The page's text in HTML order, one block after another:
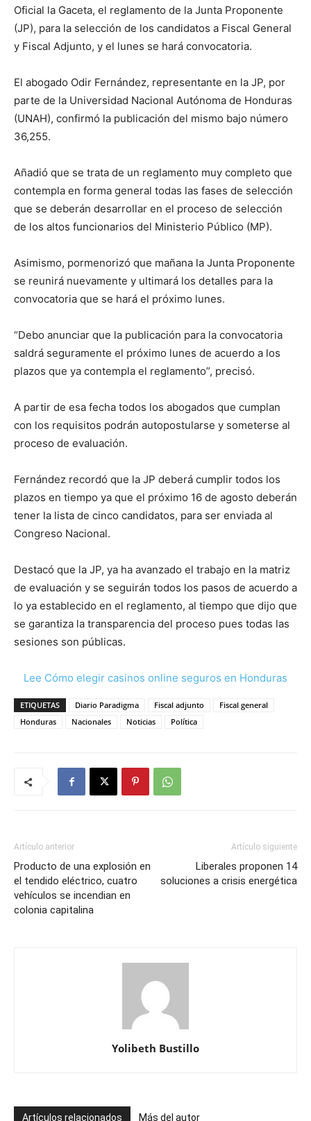
Oficial la Gaceta, el reglamento de la Junta Proponente
(JP), para la selección de los candidatos a Fiscal General
y Fiscal Adjunto, y el lunes se hará convocatoria.
El abogado Odir Fernández, representante en la JP, por
parte de la Universidad Nacional Autónoma de Honduras
(UNAH), confirmó la publicación del mismo bajo número
36,255.
Añadió que se trata de un reglamento muy completo que
contempla en forma general todas las fases de selección
que se deberán desarrollar en el proceso de selección
de los altos funcionarios del Ministerio Público (MP).
Asimismo, pormenorizó que mañana la Junta Proponente
se reunirá nuevamente y ultimará los detalles para la
convocatoria que se hará el próximo lunes.
“Debo anunciar que la publicación para la convocatoria
saldrá seguramente el próximo lunes de acuerdo a los
plazos que ya contempla el reglamento”, precisó.
A partir de esa fecha todos los abogados que cumplan
con los requisitos podrán autopostularse y someterse al
proceso de evaluación.
Fernández recordó que la JP deberá cumplir todos los
plazos en tiempo ya que el próximo 16 de agosto deberán
tener la lista de cinco candidatos, para ser enviada al
Congreso Nacional.
Destacó que la JP, ya ha avanzado el trabajo en la matriz
de evaluación y se seguirán todos los pasos de acuerdo a
lo ya establecido en el reglamento, al tiempo que dijo que
se garantiza la transparencia del proceso pues todas las
sesiones son públicas.
Lee Cómo elegir casinos online seguros en Honduras
ETIQUETAS Diario Paradigma Fiscal adjunto
Fiscal general
Honduras
Nacionales Noticias Política
Artículo anterior
Producto de una explosión en
el tendido eléctrico, cuatro
vehículos se incendian en
colonia capitalina
Artículo siguiente
Liberales proponen 14
soluciones a crisis energética
Yolibeth Bustillo
Artículos relacionados Más del autor